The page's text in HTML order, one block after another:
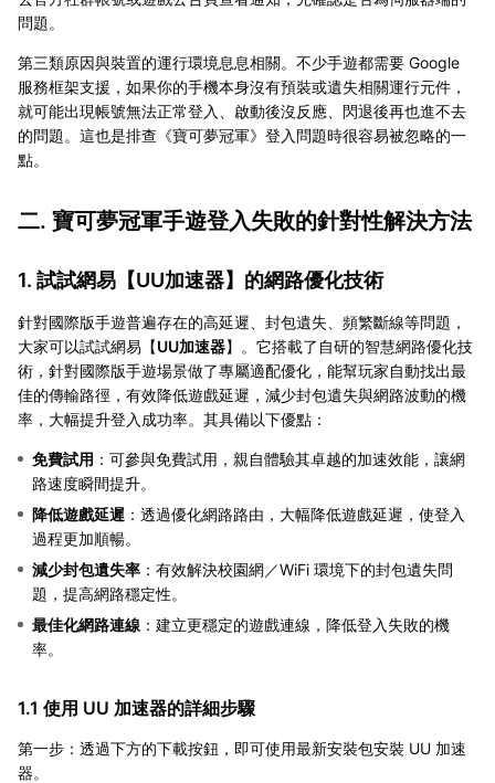
問題。
第三類原因與裝置的運行環境息息相關。不少手遊都需要 Google
服務框架支援，如果你的手機本身沒有預裝或遺失相關運行元件，
就可能出現帳號無法正常登入、啟動後沒反應、閃退後再也進不去
的問題。這也是排查《寶可夢冠軍》登入問題時很容易被忽略的一
點。
二. 寶可夢冠軍手遊登入失敗的針對性解決方法
1. 試試網易【UU加速器】的網路優化技術
針對國際版手遊普遍存在的高延遲、封包遺失、頻繁斷線等問題，
大家可以試試網易【UU加速器】。它搭載了自研的智慧網路優化技
術，針對國際版手遊場景做了專屬適配優化，能幫玩家自動找出最
佳的傳輸路徑，有效降低遊戲延遲，減少封包遺失與網路波動的機
率，大幅提升登入成功率。其具備以下優點：
免費試用 ：可參與免費試用，親自體驗其卓越的加速效能，讓網
路速度瞬間提升。
降低遊戲延遲 ：透過優化網路路由，大幅降低遊戲延遲，使登入
過程更加順暢。
減少封包遺失率 ：有效解決校園網／WiFi 環境下的封包遺失問
題，提高網路穩定性。
最佳化網路連線 ：建立更穩定的遊戲連線，降低登入失敗的機
率。
1.1 使用 UU 加速器的詳細步驟
第一步：透過下方的下載按鈕，即可使用最新安裝包安裝 UU 加速
器。